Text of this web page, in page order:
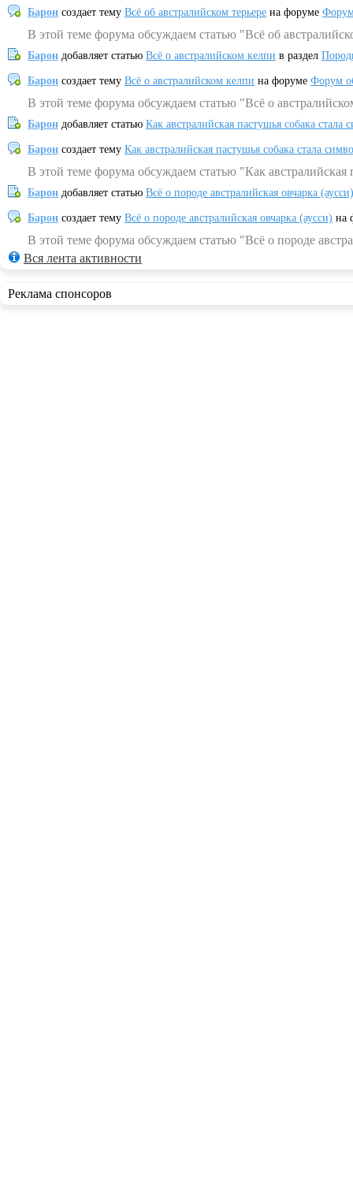
Барон создает тему Всё об австралийском терьере на форуме
В этой теме форума обсуждаем статью "Всё об
Барон добавляет статью Всё о австралийском келпи в раздел
Барон создает тему Всё о австралийском келпи на форуме Форум
В этой теме форума обсуждаем статью "Всё о
Барон добавляет статью Как австралийская пастушья собака
Барон создает тему Как австралийская пастушья собака стала
В этой теме форума обсуждаем статью "Как
Барон добавляет статью Всё о породе австралийская овчарка (аусси)
Барон создает тему Всё о породе австралийская овчарка (аусси) на
В этой теме форума обсуждаем статью "Всё о породе
Вся лента активности
Реклама спонсоров